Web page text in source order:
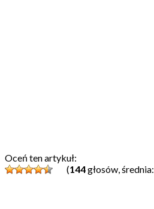
Oceń ten artykuł:
(144głosów, średnia: